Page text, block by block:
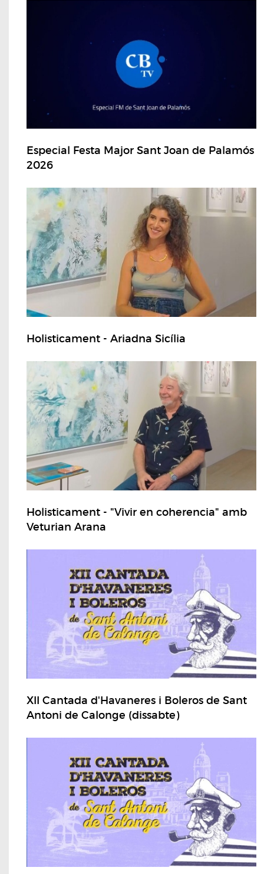
Especial Festa Major Sant Joan de Palamós
2026
Holisticament - Ariadna Sicília
Holisticament - "Vivir en coherencia" amb
Veturian Arana
XII Cantada d'Havaneres i Boleros de Sant
Antoni de Calonge (dissabte)